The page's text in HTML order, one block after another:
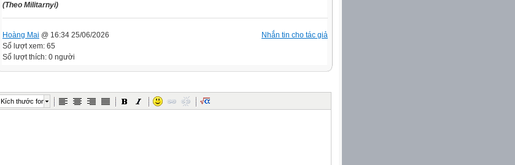
(Theo Militarnyi)
Nhắn tin cho tác giả
Hoàng Mai @ 16:34 25/06/2026
Số lượt xem: 65
Số lượt thích: 0 người
Kích thước font